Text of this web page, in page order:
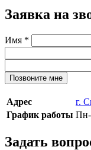
Заявка на
Имя *
Позвоните мне
Адрес
г.
График работы Пн-
Задать